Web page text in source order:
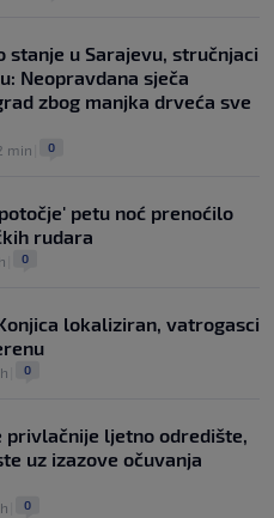
stanje u Sarajevu, stručnjaci
Neopravdana sječa
zbog manjka drveća sve
min 0
petu noć prenoćilo
rudara
0
lokaliziran, vatrogasci
0
privlačnije ljetno odredište,
uz izazove očuvanja
0